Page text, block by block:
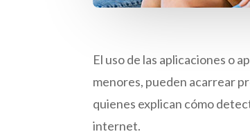
El uso de las aplicaciones o
menores, pueden acarrear
quienes explican cómo
internet.